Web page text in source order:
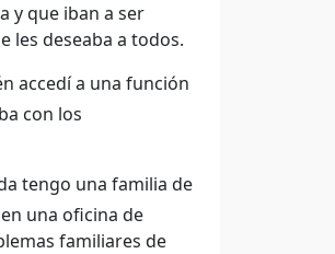
y que iban a ser
les deseaba a todos.
accedí a una función
con los
tengo una familia de
una oficina de
familiares de